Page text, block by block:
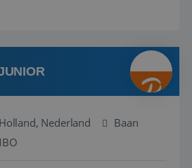
meest prachtige plekjes op
om vragen ...
Nederland
Baan